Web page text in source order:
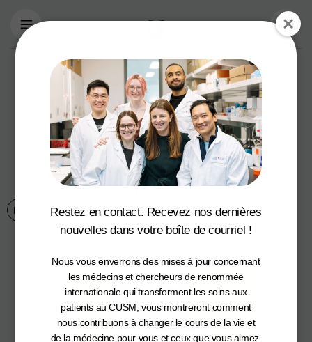
Aller au contenu principal
La Célébration de
Golf Jim Hindley a
recueilli plus de
323 000 $ pour le
Projet SDR
Infection et immunité 28 juillet 2025
Restez en contact. Recevez nos dernières
nouvelles dans votre boîte de courriel !
Nous vous enverrons des mises à jour concernant
les médecins et chercheurs de renommée
internationale qui transforment les soins aux
patients au CUSM, vous montreront comment
nous contribuons à changer le cours de la vie et
de la médecine pour vous et ceux que vous aimez.